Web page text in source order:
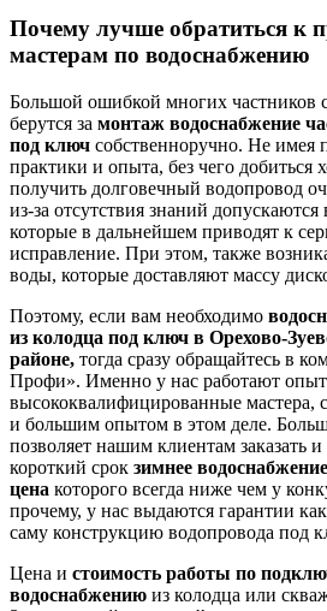
Почему лучше обратиться к
мастерам по водоснабжению
Большой ошибкой многих частников
берутся за монтаж водоснабжение
под ключ собственноручно. Не имея
практики и опыта, без чего добиться
получить долговечный водопровод
из-за отсутствия знаний
которые в дальнейшем приводят к
исправление. При этом, также
воды, которые доставляют массу
Поэтому, если вам необходимо
из колодца под ключ в Орехово-
районе, тогда сразу обращайтесь в
Профи». Именно у нас работают
высококвалифицированные мастера,
и большим опытом в этом деле.
позволяет нашим клиентам заказать
короткий срок зимнее
цена которого всегда ниже чем у
прочему, у нас выдаются гарантии
саму конструкцию водопровода под
Цена и стоимость работы по
водоснабжению из колодца или